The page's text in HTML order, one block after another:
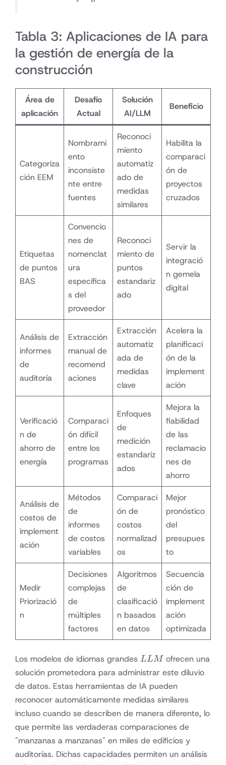
Tabla 3: Aplicaciones de IA para
la gestión de energía de la
construcción
Área de
aplicación
Desafío
Actual
Solución
AI/LLM
Beneficio
Categoriza
ción EEM
Nombrami
ento
inconsiste
nte entre
fuentes
Reconoci
miento
automatiz
ado de
medidas
similares
Habilita la
comparaci
ón de
proyectos
cruzados
Etiquetas
de puntos
BAS
Convencio
nes de
nomenclat
ura
específica
s del
proveedor
Reconoci
miento de
puntos
estandariz
ado
Servir la
integració
n gemela
digital
Análisis de
informes
de
auditoría
Extracción
manual de
recomend
aciones
Extracción
automatiz
ada de
medidas
clave
Acelera la
planificaci
ón de la
implement
ación
Verificació
n de
ahorro de
energía
Comparaci
ón difícil
entre los
programas
Enfoques
de
medición
estandariz
ados
Mejora la
fiabilidad
de las
reclamacio
nes de
ahorro
Análisis de
costos de
implement
ación
Métodos
de
informes
de costos
variables
Comparaci
ón de
costos
normalizad
os
Mejor
pronóstico
del
presupues
to
Medir
Priorizació
n
Decisiones
complejas
de
múltiples
factores
Algoritmos
de
clasificació
n basados
en datos
Secuencia
ción de
implement
ación
optimizada
Los modelos de idiomas grandes LLM
LLM ofrecen una
solución prometedora para administrar este diluvio
de datos. Estas herramientas de IA pueden
reconocer automáticamente medidas similares
incluso cuando se describen de manera diferente, lo
que permite las verdaderas comparaciones de
"manzanas a manzanas" en miles de edificios y
auditorías. Dichas capacidades permiten un análisis